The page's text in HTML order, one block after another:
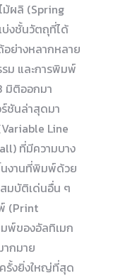
ม้ผลิ (Spring
บ่งชั้นวัตถุที่ได้
อย่างหลากหลาย
ม และการพิมพ์
มิติออกมา
ร์ชันล่าสุดมา
Line
ที่มีความบาง
นงานที่พิมพ์ด้วย
มบัติเด่นอื่น ๆ
(Print
พ์ของอัลทิเมก
ากมาย
รั้งยิ่งใหญ่ที่สุด